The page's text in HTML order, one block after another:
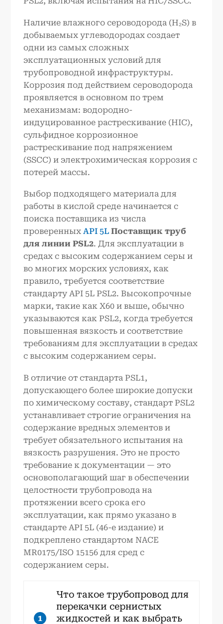
Наличие влажного сероводорода (H₂S) в
добываемых углеводородах создает
одни из самых сложных
эксплуатационных условий для
трубопроводной инфраструктуры.
Коррозия под действием сероводорода
проявляется в основном по трем
механизмам: водородно-
индуцированное растрескивание (HIC),
сульфидное коррозионное
растрескивание под напряжением
(SSCC) и электрохимическая коррозия с
потерей массы.
Выбор подходящего материала для
работы в кислой среде начинается с
поиска поставщика из числа
проверенныхAPI 5L Поставщик труб
для линии PSL2. Для эксплуатации в
средах с высоким содержанием серы и
во многих морских условиях, как
правило, требуется соответствие
стандарту API 5L PSL2. Высокопрочные
марки, такие как X60 и выше, обычно
указываются как PSL2, когда требуется
повышенная вязкость и соответствие
требованиям для эксплуатации в средах
с высоким содержанием серы.
В отличие от стандарта PSL1,
допускающего более широкие допуски
по химическому составу, стандарт PSL2
устанавливает строгие ограничения на
содержание вредных элементов и
требует обязательного испытания на
вязкость разрушения. Это не просто
требование к документации — это
основополагающий шаг в обеспечении
целостности трубопровода на
протяжении всего срока его
эксплуатации, как прямо указано в
стандарте API 5L (46-е издание) и
подкреплено стандартом NACE
MR0175/ISO 15156 для сред с
содержанием серы.
1
Что такое трубопровод для
перекачки сернистых
жидкостей и как выбрать